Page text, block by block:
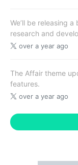
We’ll be releasing
research and
over a year ago
The Affair theme
features.
over a year ago